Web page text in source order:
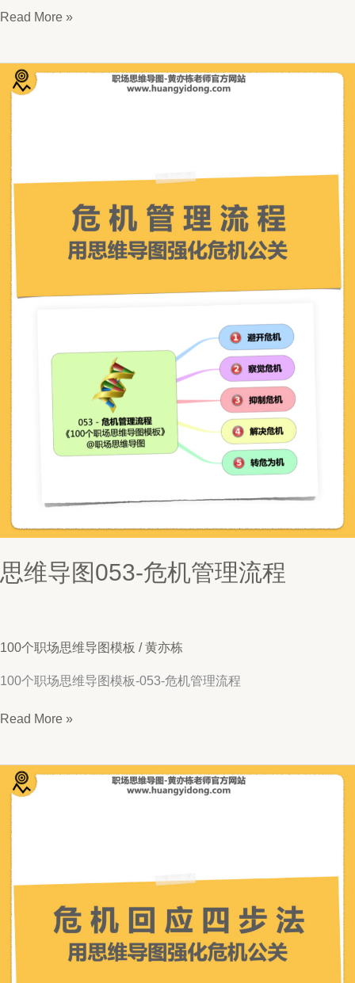
思
054-
危
机
管
理
五
要
Read More »
思维导图053-危机管理流程
100个职场思维导图模板 /黄亦栋
100个职场思维导图模板-053-危机管理流程
思
053-
危
机
管
理
流
程
Read More »